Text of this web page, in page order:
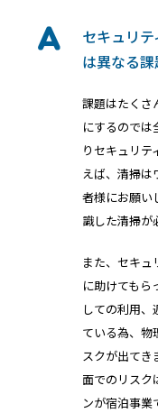
セキュリ
は異なる課
課題はたく
にするのでは
りセキュリテ
えば、清掃は
者様にお願い
識した清掃が
また、セキュ
に助けてもら
しての利用
ている為、物
スクが出てき
面でのリスク
ンが宿泊事業